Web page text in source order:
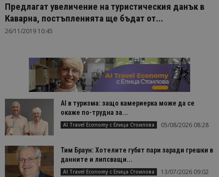
Предлагат увеличение на туристическия данък в
Каварна, постъпленията ще бъдат от...
26/11/2019 10:45
AI в туризма: защо камериерка може да се
окаже по-трудна за...
AI Travel Economy с Елица Стоилова 05/08/2026 08:28
Тим Браун: Хотелите губят пари заради грешки в
данните и липсващи...
AI Travel Economy с Елица Стоилова 13/07/2026 09:02